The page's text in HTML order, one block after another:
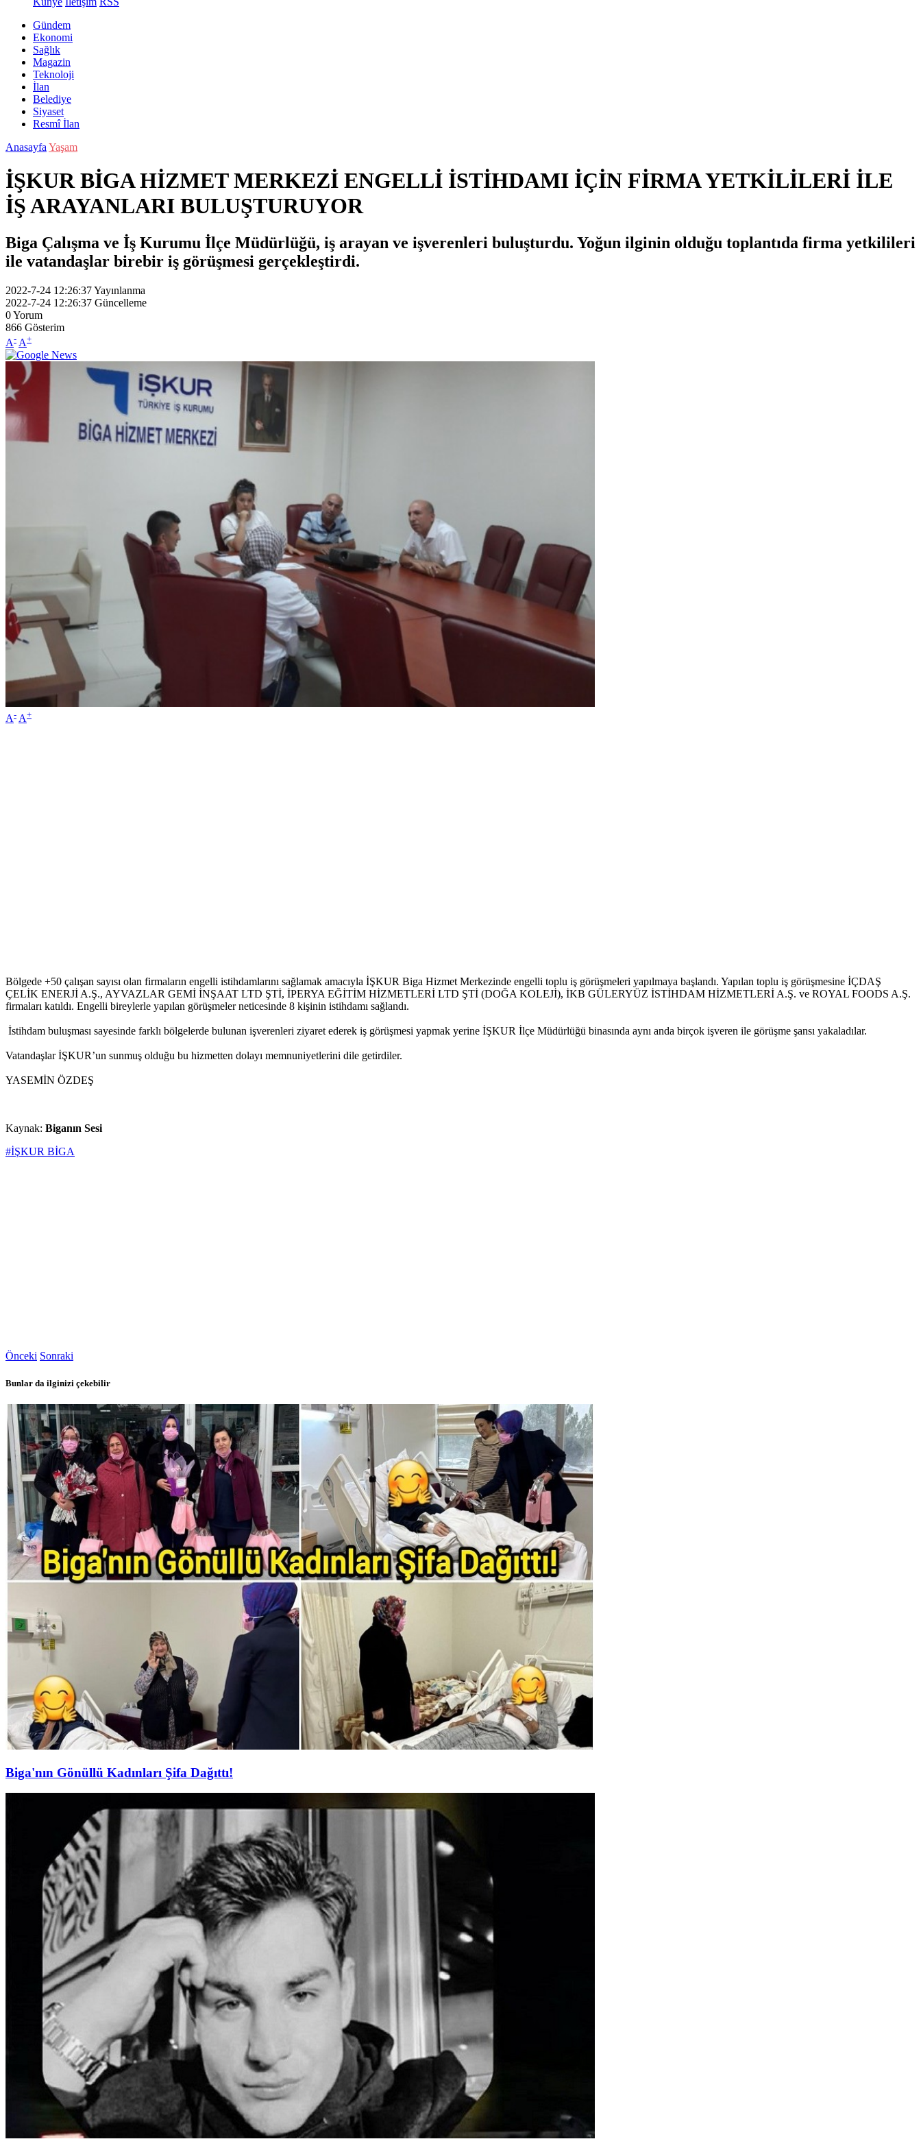
Gündem
Ekonomi
Sağlık
Magazin
Teknoloji
İlan
Belediye
Siyaset
Resmî İlan
Anasayfa Yaşam
İŞKUR BİGA HİZMET MERKEZİ ENGELLİ İSTİHDAMI İÇİN FİRMA YETKİLİLERİ İLE
İŞ ARAYANLARI BULUŞTURUYOR
Biga Çalışma ve İş Kurumu İlçe Müdürlüğü, iş arayan ve işverenleri buluşturdu. Yoğun ilginin olduğu toplantıda firma yetkilileri
ile vatandaşlar birebir iş görüşmesi gerçekleştirdi.
2022-7-24 12:26:37Yayınlanma
2022-7-24 12:26:37 Güncelleme
0Yorum
866 Gösterim
A- A+
A- A+
Bölgede +50 çalışan sayısı olan firmaların engelli istihdamlarını sağlamak amacıyla İŞKUR Biga Hizmet Merkezinde engelli toplu iş görüşmeleri yapılmaya başlandı. Yapılan toplu iş görüşmesine İÇDAŞ
ÇELİK ENERJİ A.Ş., AYVAZLAR GEMİ İNŞAAT LTD ŞTİ, İPERYA EĞİTİM HİZMETLERİ LTD ŞTİ (DOĞA KOLEJİ), İKB GÜLERYÜZ İSTİHDAM HİZMETLERİ A.Ş. ve ROYAL FOODS A.Ş.
firmaları katıldı. Engelli bireylerle yapılan görüşmeler neticesinde 8 kişinin istihdamı sağlandı.
İstihdam buluşması sayesinde farklı bölgelerde bulunan işverenleri ziyaret ederek iş görüşmesi yapmak yerine İŞKUR İlçe Müdürlüğü binasında aynı anda birçok işveren ile görüşme şansı yakaladılar.
Vatandaşlar İŞKUR’un sunmuş olduğu bu hizmetten dolayı memnuniyetlerini dile getirdiler.
YASEMİN ÖZDEŞ
Kaynak: Biganın Sesi
#İŞKUR BİGA
Önceki Sonraki
Bunlar da ilginizi çekebilir
Biga'nın Gönüllü Kadınları Şifa Dağıttı!